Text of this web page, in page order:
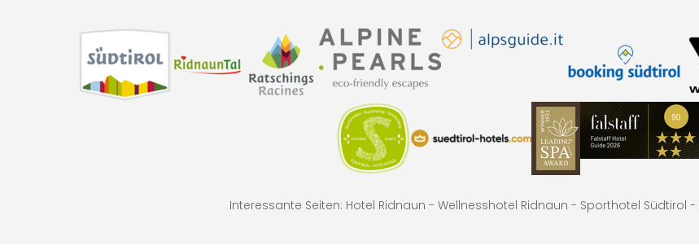
Interessante Seiten: Hotel Ridnaun - Wellnesshotel Ridnaun - Sporthotel Südtirol -